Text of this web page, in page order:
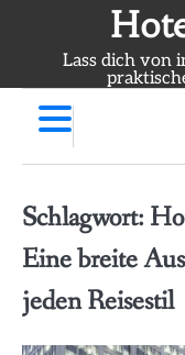
Lass dich von
Schlagwort:
Eine breite
jeden Reisestil